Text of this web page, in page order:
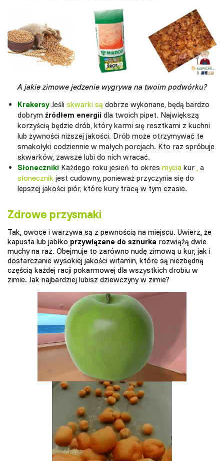
A jakie zimowe jedzenie wygrywa na twoim podwórku?
Krakersy Jeśli skwarki są dobrze wykonane, będą bardzo
dobrym źródłem energii dla twoich pipet. Największą
korzyścią będzie drób, który karmi się resztkami z kuchni
lub żywności niższej jakości. Drób może otrzymywać te
smakołyki codziennie w małych porcjach. Kto raz spróbuje
skwarków, zawsze lubi do nich wracać.
Słoneczniki Każdego roku jesień to okres mycia kur , a
słonecznik jest cudowny, ponieważ przyczynia się do
lepszej jakości piór, które kury tracą w tym czasie.
Zdrowe przysmaki
Tak, owoce i warzywa są z pewnością na miejscu. Uwierz, że
kapusta lub jabłko przywiązane do sznurka rozwiążą dwie
muchy na raz. Obejmuje to zarówno nudę zimową u kur, jak i
dostarczanie wysokiej jakości witamin, które są niezbędną
częścią każdej racji pokarmowej dla wszystkich drobiu w
zimie. Jak najbardziej lubisz dziewczyny w zimie?